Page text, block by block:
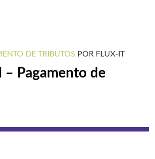
DE TRIBUTOS POR FLUX-IT
– Pagamento de